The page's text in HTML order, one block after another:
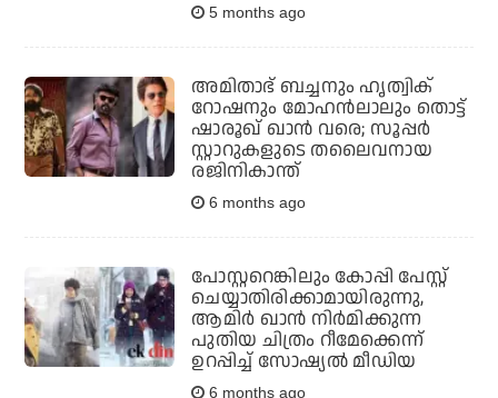
5 months ago
അമിതാഭ് ബച്ചനും ഹൃത്വിക്
റോഷനും മോഹന്‍ലാലും തൊട്ട്
ഷാരൂഖ് ഖാന്‍ വരെ; സൂപ്പര്‍
സ്റ്റാറുകളുടെ തലൈവനായ
രജിനികാന്ത്
6 months ago
പോസ്റ്ററെങ്കിലും കോപ്പി പേസ്റ്റ്
ചെയ്യാതിരിക്കാമായിരുന്നു,
ആമിര്‍ ഖാന്‍ നിര്‍മിക്കുന്ന
പുതിയ ചിത്രം റീമേക്കെന്ന്
ഉറപ്പിച്ച് സോഷ്യല്‍ മീഡിയ
6 months ago